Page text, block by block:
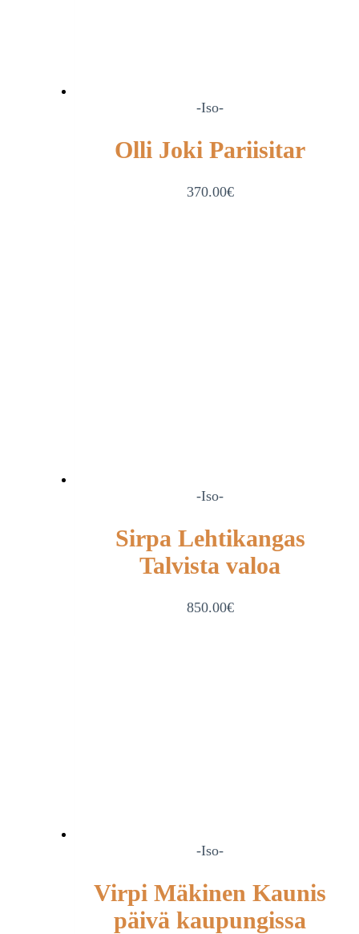
-Iso-
Olli Joki Pariisitar
370.00€
-Iso-
Sirpa Lehtikangas
Talvista valoa
850.00€
-Iso-
Virpi Mäkinen Kaunis
päivä kaupungissa